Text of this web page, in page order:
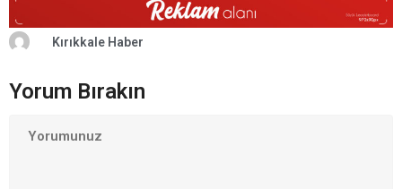
Kırıkkale Haber
Yorum Bırakın